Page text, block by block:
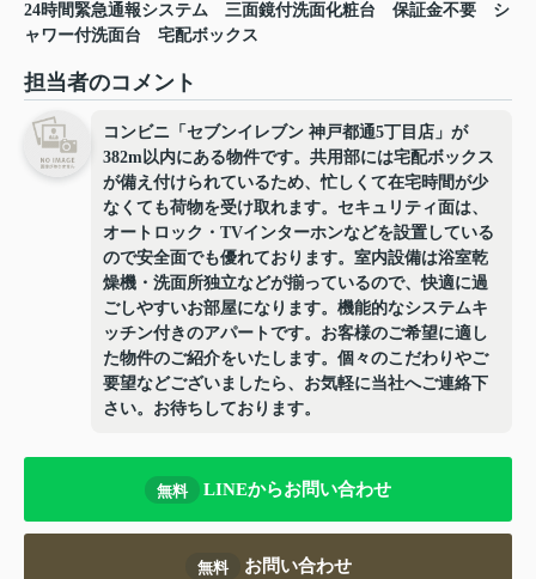
24時間緊急通報システム 三面鏡付洗面化粧台 保証金不要
シ
ャワー付洗面台
宅配ボックス
担当者のコメント
コンビニ「セブンイレブン 神戸都通5丁目店」が
382m以内にある物件です。共用部には宅配ボックス
が備え付けられているため、忙しくて在宅時間が少
なくても荷物を受け取れます。セキュリティ面は、
オートロック・TVインターホンなどを設置している
ので安全面でも優れております。室内設備は浴室乾
燥機・洗面所独立などが揃っているので、快適に過
ごしやすいお部屋になります。機能的なシステムキ
ッチン付きのアパートです。お客様のご希望に適し
た物件のご紹介をいたします。個々のこだわりやご
要望などございましたら、お気軽に当社へご連絡下
さい。お待ちしております。
無料 LINEからお問い合わせ
無料 お問い合わせ